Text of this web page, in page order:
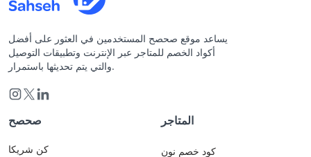
يساعد موقع صحصح المستخدمين في العثور على أفضل
أكواد الخصم للمتاجر عبر الإنترنت وتطبيقات التوصيل
والتي يتم تحديثها باستمرار.
صحصح
كن شريكا
المتاجر
كود خصم نون